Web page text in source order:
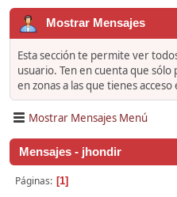
Mostrar Mensajes
Esta sección te permite ver
usuario. Ten en cuenta que
en zonas a las que tienes
Mostrar Mensajes Menú
Mensajes - jhondir
Páginas 1